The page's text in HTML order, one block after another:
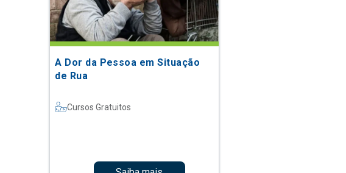
A Dor da Pessoa em Situação
de Rua
Cursos Gratuitos